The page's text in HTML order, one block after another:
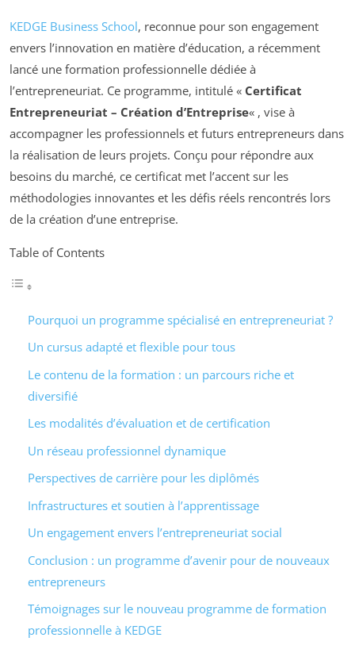
KEDGE Business School, reconnue pour son engagement
envers l’innovation en matière d’éducation, a récemment
lancé une formation professionnelle dédiée à
l’entrepreneuriat. Ce programme, intitulé « Certificat
Entrepreneuriat – Création d’Entreprise« , vise à
accompagner les professionnels et futurs entrepreneurs dans
la réalisation de leurs projets. Conçu pour répondre aux
besoins du marché, ce certificat met l’accent sur les
méthodologies innovantes et les défis réels rencontrés lors
de la création d’une entreprise.
Table of Contents
Pourquoi un programme spécialisé en entrepreneuriat ?
Un cursus adapté et flexible pour tous
Le contenu de la formation : un parcours riche et
diversifié
Les modalités d’évaluation et de certification
Un réseau professionnel dynamique
Perspectives de carrière pour les diplômés
Infrastructures et soutien à l’apprentissage
Un engagement envers l’entrepreneuriat social
Conclusion : un programme d’avenir pour de nouveaux
entrepreneurs
Témoignages sur le nouveau programme de formation
professionnelle à KEDGE